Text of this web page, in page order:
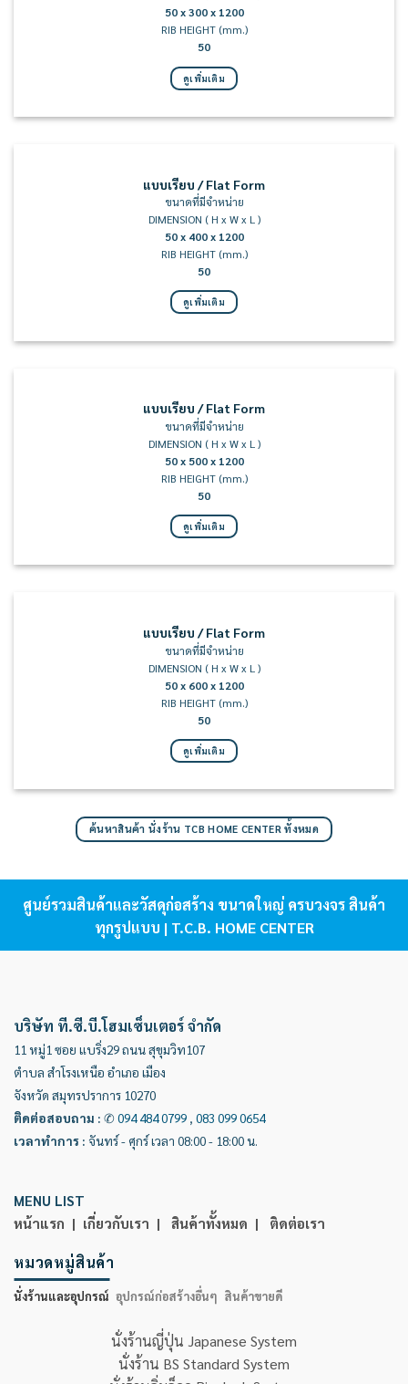
50 x 300 x 1200
RIB HEIGHT (mm.)
50
ดูเพิ่มเติม
แบบเรียบ / Flat Form
ขนาดที่มีจำหน่าย
DIMENSION ( H x W x L )
50 x 400 x 1200
RIB HEIGHT (mm.)
50
ดูเพิ่มเติม
แบบเรียบ / Flat Form
ขนาดที่มีจำหน่าย
DIMENSION ( H x W x L )
50 x 500 x 1200
RIB HEIGHT (mm.)
50
ดูเพิ่มเติม
แบบเรียบ / Flat Form
ขนาดที่มีจำหน่าย
DIMENSION ( H x W x L )
50 x 600 x 1200
RIB HEIGHT (mm.)
50
ดูเพิ่มเติม
ค้นหาสินค้า นั่งร้าน TCB HOME CENTER ทั้งหมด
ศูนย์รวมสินค้าและวัสดุก่อสร้าง ขนาดใหญ่ ครบวงจร สินค้า
ทุกรูปแบบ | T.C.B. HOME CENTER
บริษัท ที.ซี.บี.โฮมเซ็นเตอร์ จำกัด
11 หมู่1 ซอย แบริ่ง29 ถนน สุขุมวิท107
ตำบล สำโรงเหนือ อำเภอ เมือง
จังหวัด สมุทรปราการ 10270
ติดต่อสอบถาม : ✆ 094 484 0799 , 083 099 0654
เวลาทำการ : จันทร์ - ศุกร์ เวลา 08:00 - 18:00 น.
MENU LIST
หน้าแรก | เกี่ยวกับเรา | สินค้าทั้งหมด | ติดต่อเรา
หมวดหมู่สินค้า
นั่งร้านและอุปกรณ์ อุปกรณ์ก่อสร้างอื่นๆ สินค้าขายดี
นั่งร้านญี่ปุ่น Japanese System
นั่งร้าน BS Standard System